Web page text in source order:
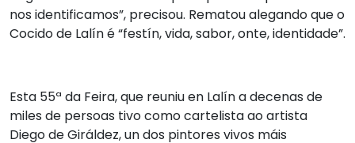
nos identificamos”, precisou. Rematou alegando que o
Cocido de Lalín é “festín, vida, sabor, onte, identidade”.
Esta 55ª da Feira, que reuniu en Lalín a decenas de
miles de persoas tivo como cartelista ao artista
Diego de Giráldez, un dos pintores vivos máis